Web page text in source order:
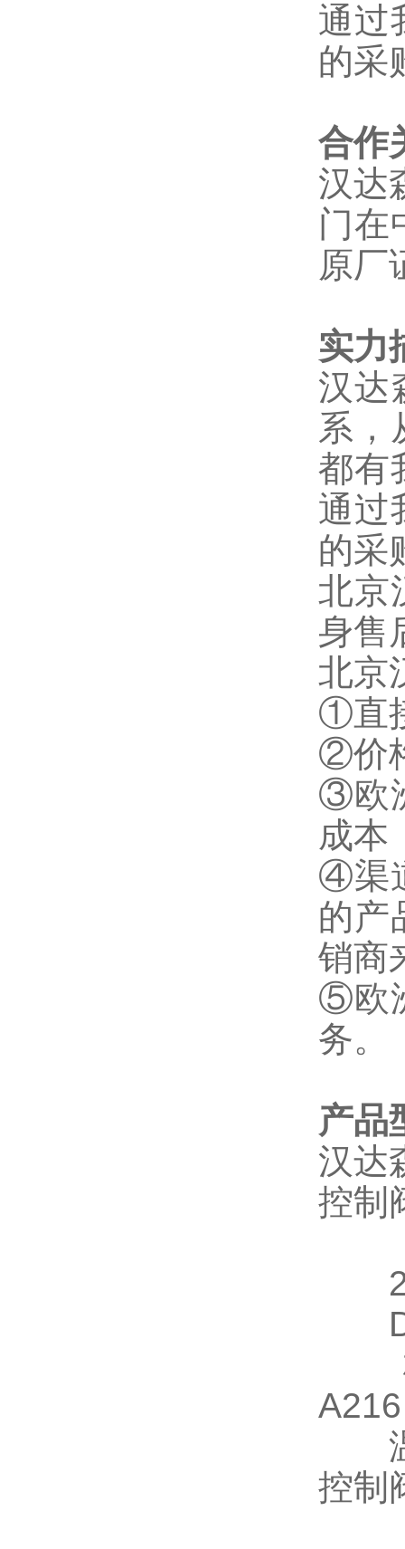
通过
的采
合作
汉达
门在
原厂
实力
汉达
系，
都有
通过
的采
北京
身售
北京
①直
②价
③欧
成本
④渠
的产
销商
⑤欧
务。
产品
汉达
控制
材
温
控制